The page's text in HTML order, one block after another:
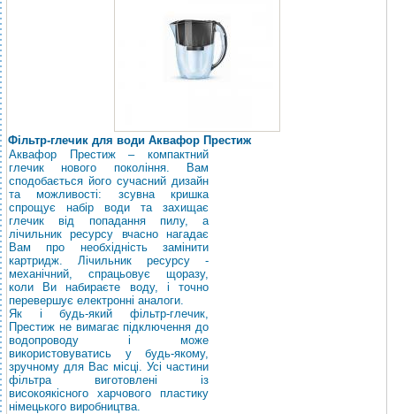
Фільтр-глечик для води Аквафор Престиж
Аквафор Престиж – компактний
глечик нового покоління. Вам
сподобається його сучасний дизайн
та можливості: зсувна кришка
спрощує набір води та захищає
глечик від попадання пилу, а
лічильник ресурсу вчасно нагадає
Вам про необхідність замінити
картридж. Лічильник ресурсу -
механічний, спрацьовує щоразу,
коли Ви набираєте воду, і точно
перевершує електронні аналоги.
Як і будь-який фільтр-глечик,
Престиж не вимагає підключення до
водопроводу і може
використовуватись у будь-якому,
зручному для Вас місці. Усі частини
фільтра виготовлені із
високоякісного харчового пластику
німецького виробництва.